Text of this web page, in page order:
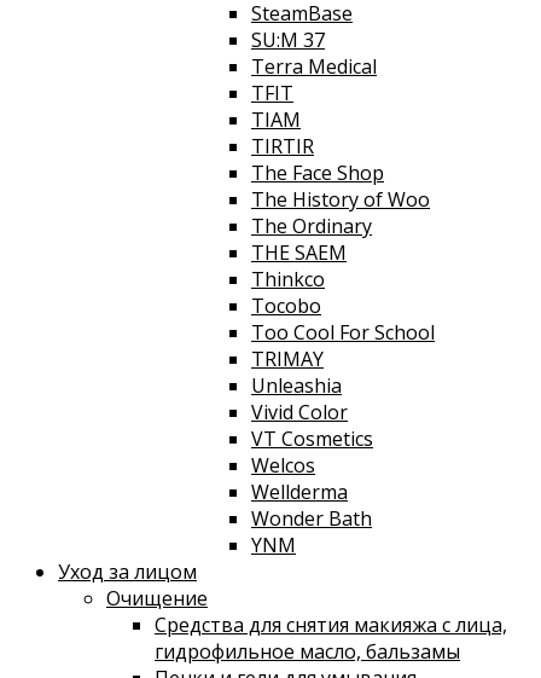
SteamBase
SU:M 37
Terra Medical
TFIT
TIAM
TIRTIR
The Face Shop
The History of Woo
The Ordinary
THE SAEM
Thinkco
Tocobo
Too Cool For School
TRIMAY
Unleashia
Vivid Color
VT Cosmetics
Welcos
Wellderma
Wonder Bath
YNM
Уход за лицом
Очищение
Средства для снятия макияжа с лица,
гидрофильное масло, бальзамы